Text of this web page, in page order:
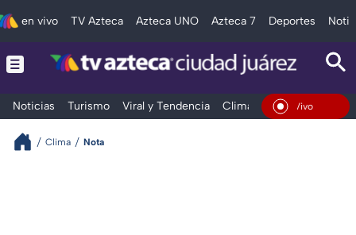
en vivo TV Azteca Azteca UNO Azteca 7 Deportes
Noticias Turismo Viral y Tendencia Clima Deportes
En Vivo
Clima Nota